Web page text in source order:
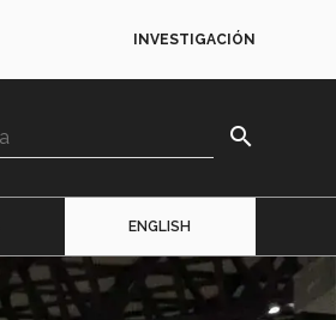
INVESTIGACIÓN
search
ENGLISH